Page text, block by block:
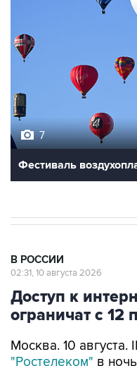
Фестиваль
Доступ к
ограничат с 12
Москва. 10 августа.
плановые работы